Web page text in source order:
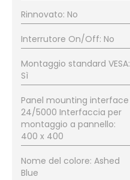
Rinnovato: No
Interrutore On/Off: No
Montaggio standard VESA:
Sì
Panel mounting interface
24/5000 Interfaccia per
montaggio a pannello:
400 x 400
Nome del colore: Ashed
Blue